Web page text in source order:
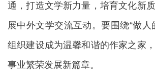
通，打造文学新力量，培育文化新
展中外文学交流互动。要围绕“做人
组织建设成为温馨和谐的作家之家
事业繁荣发展新篇章。